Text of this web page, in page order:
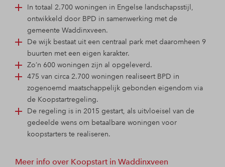
In totaal 2.700 woningen in Engelse landschapsstijl,
ontwikkeld door BPD in samenwerking met de
gemeente Waddinxveen.
De wijk bestaat uit een centraal park met daaromheen 9
buurten met een eigen karakter.
Zo’n 600 woningen zijn al opgeleverd.
475 van circa 2.700 woningen realiseert BPD in
zogenoemd maatschappelijk gebonden eigendom via
de Koopstartregeling.
De regeling is in 2015 gestart, als uitvloeisel van de
gedeelde wens om betaalbare woningen voor
koopstarters te realiseren.
Meer info over Koopstart in Waddinxveen